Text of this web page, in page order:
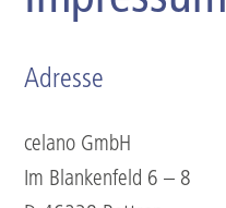
Adresse
celano GmbH
Im Blankenfeld 6 – 8